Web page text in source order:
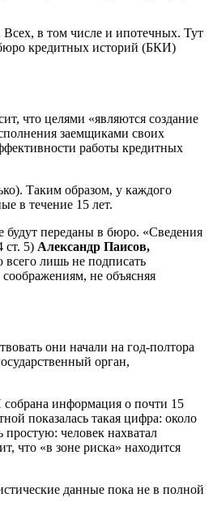
в том числе и ипотечных. Тут
кредитных историй (БКИ)
что целями «являются создание
заемщиками своих
работы кредитных
Таким образом, у каждого
в течение 15 лет.
переданы в бюро. «Сведения
ст. 5) Александр Паисов,
всего лишь не подписать
не объясняя
они начали на год-полтора
орган,
информация о почти 15
показалась такая цифра: около
человек нахватал
что «в зоне риска» находится
данные пока не в полной